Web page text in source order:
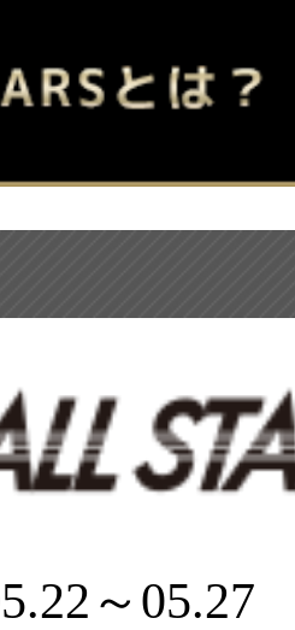
～05.27